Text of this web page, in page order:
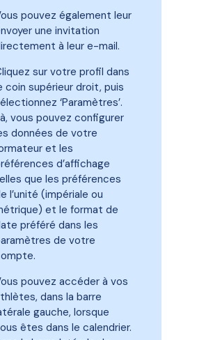
pouvez également leur
une invitation
à leur e-mail.
sur votre profil dans
coin supérieur droit, puis
‘Paramètres’.
vous pouvez configurer
données de votre
et les
d’affichage
que les préférences
l’unité (impériale ou
et le format de
préféré dans les
de votre
pouvez accéder à vos
dans la barre
gauche, lorsque
êtes dans le calendrier.